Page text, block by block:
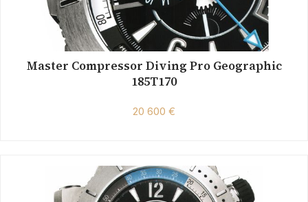
Master Compressor Diving Pro Geographic
185T170
20 600 €